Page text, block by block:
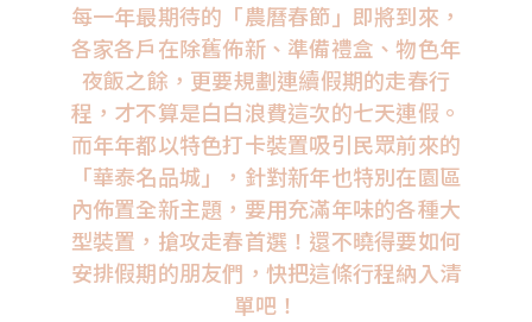
每一年最期待的「農曆春節」即將到來，
各家各戶在除舊佈新、準備禮盒、物色年
夜飯之餘，更要規劃連續假期的走春行
程，才不算是白白浪費這次的七天連假。
而年年都以特色打卡裝置吸引民眾前來的
「華泰名品城」，針對新年也特別在園區
內佈置全新主題，要用充滿年味的各種大
型裝置，搶攻走春首選！還不曉得要如何
安排假期的朋友們，快把這條行程納入清
單吧！